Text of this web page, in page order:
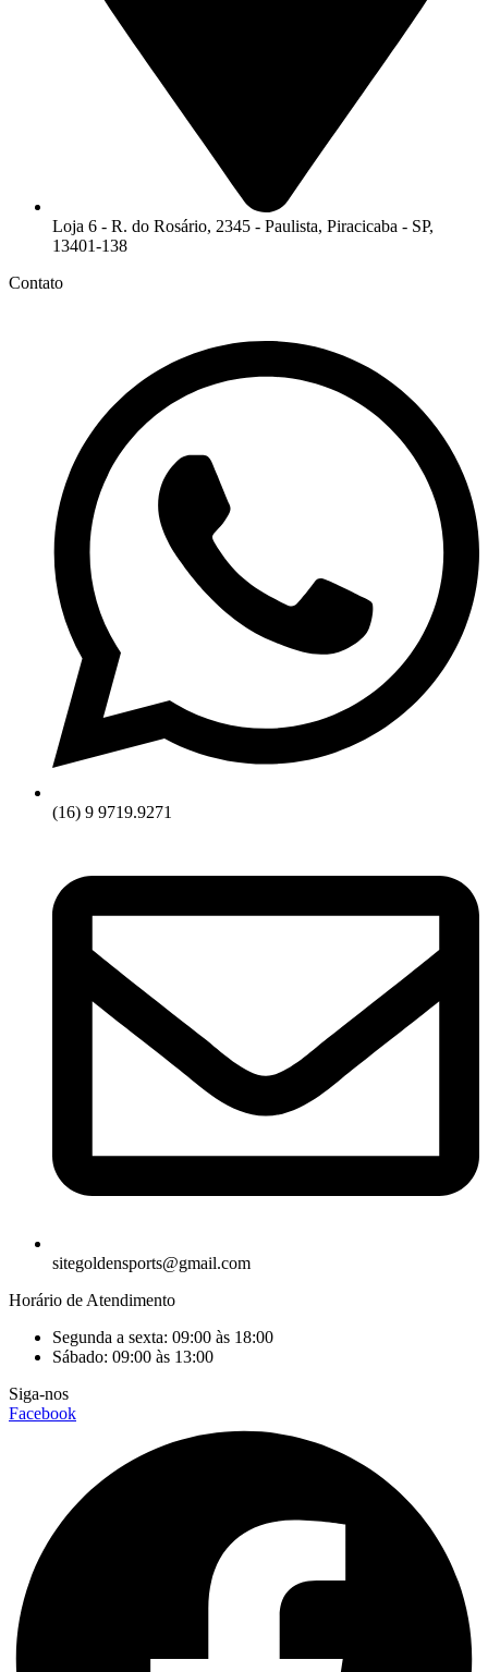
Loja 6 - R. do Rosário, 2345 - Paulista, Piracicaba - SP,
13401-138
Contato
(16) 9 9719.9271
sitegoldensports@gmail.com
Horário de Atendimento
Segunda a sexta: 09:00 às 18:00
Sábado: 09:00 às 13:00
Siga-nos
Facebook